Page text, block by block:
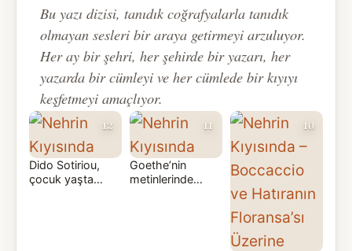
SON BÖLÜM
Tütün Yazı Döngü Düşü: Italo Svevo ve
Trieste Üzerine
Bu yazı dizisi, tanıdık coğrafyalarla tanıdık
olmayan sesleri bir araya getirmeyi arzuluyor.
Her ay bir şehri, her şehirde bir yazarı, her
yazarda bir cümleyi ve her cümlede bir kıyıyı
keşfetmeyi amaçlıyor.
12
Dido Sotiriou,
çocuk yaşta
11
Goethe’nin
metinlerinde
10